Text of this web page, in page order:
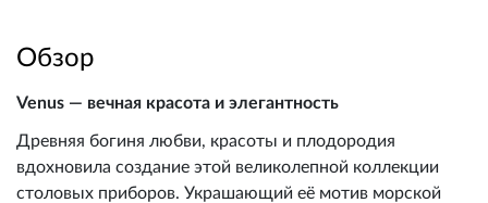
Обзор
Venus — вечная красота и элегантность
Древняя богиня любви, красоты и плодородия
вдохновила создание этой великолепной коллекции
столовых приборов. Украшающий её мотив морской